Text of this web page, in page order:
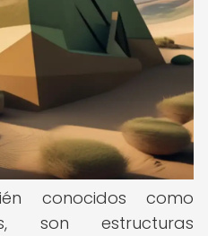
conocidos como
son estructuras